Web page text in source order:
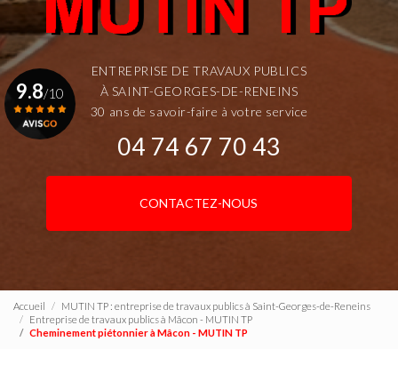
ENTREPRISE DE TRAVAUX PUBLICS
À SAINT-GEORGES-DE-RENEINS
30 ans de savoir-faire à votre service
04 74 67 70 43
CONTACTEZ-NOUS
9.8/10
Accueil
MUTIN TP : entreprise de travaux publics à Saint-Georges-de-Reneins
Entreprise de travaux publics à Mâcon - MUTIN TP
Cheminement piétonnier à Mâcon - MUTIN TP